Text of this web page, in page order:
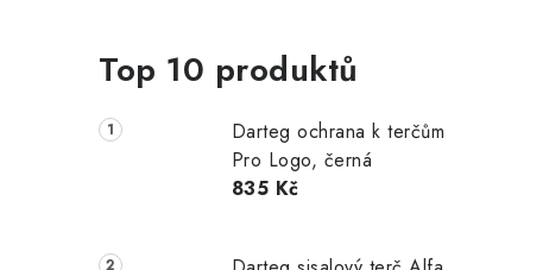
Top 10 produktů
Darteg ochrana k terčům
Pro Logo, černá
835 Kč